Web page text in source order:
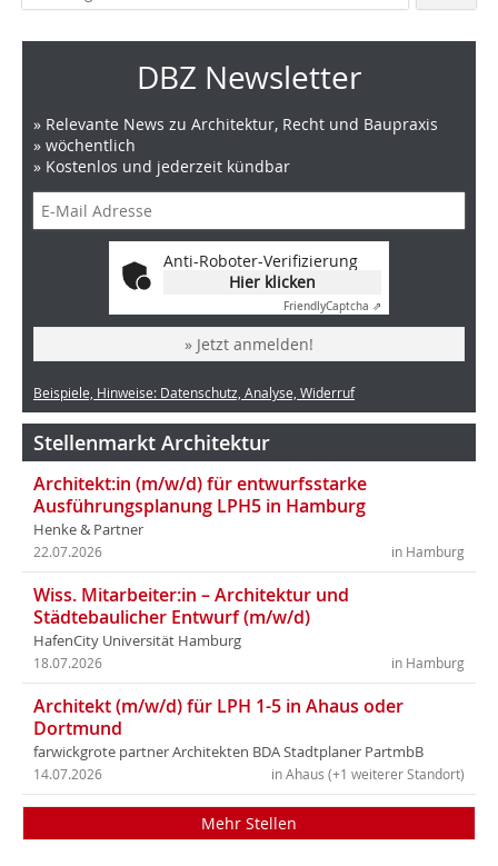
DBZ Newsletter
» Relevante News zu Architektur, Recht und Baupraxis
» wöchentlich
» Kostenlos und jederzeit kündbar
Anti-Roboter-Verifizierung
Hier klicken
FriendlyCaptcha ⇗
» Jetzt anmelden!
Beispiele, Hinweise: Datenschutz, Analyse, Widerruf
Stellenmarkt Architektur
Architekt:in (m/w/d) für entwurfsstarke
Ausführungsplanung LPH5 in Hamburg
Henke & Partner
in Hamburg
22.07.2026
Wiss. Mitarbeiter:in – Architektur und
Städtebaulicher Entwurf (m/w/d)
HafenCity Universität Hamburg
in Hamburg
18.07.2026
Architekt (m/w/d) für LPH 1-5 in Ahaus oder
Dortmund
farwickgrote partner Architekten BDA Stadtplaner PartmbB
in Ahaus (+1 weiterer Standort)
14.07.2026
Mehr Stellen